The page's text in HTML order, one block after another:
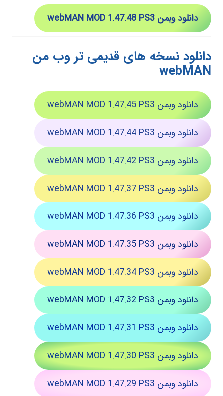
دانلود وبمن webMAN MOD 1.47.48 PS3
دانلود نسخه های قدیمی تر وب من
webMAN
دانلود وبمن webMAN MOD 1.47.45 PS3
دانلود وبمن webMAN MOD 1.47.44 PS3
دانلود وبمن webMAN MOD 1.47.42 PS3
دانلود وبمن webMAN MOD 1.47.37 PS3
دانلود وبمن webMAN MOD 1.47.36 PS3
دانلود وبمن webMAN MOD 1.47.35 PS3
دانلود وبمن webMAN MOD 1.47.34 PS3
دانلود وبمن webMAN MOD 1.47.32 PS3
دانلود وبمن webMAN MOD 1.47.31 PS3
دانلود وبمن webMAN MOD 1.47.30 PS3
دانلود وبمن webMAN MOD 1.47.29 PS3